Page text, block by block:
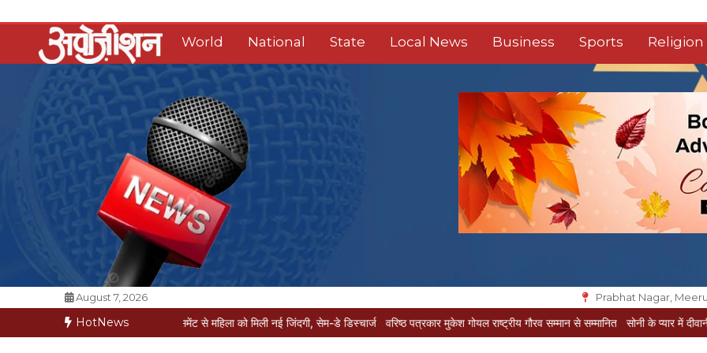
to
content
World National State Local News Business Sports Religion
Opposition Digital
August 7, 2026 Prabhat Nagar,
HotNews
मैक्स में नी-रिप्लेसमेंट से महिला को मिली नई जिंदगी, सेम-डे डिस्चार्ज वरिष्ठ पत्रकार मुकेश गोयल राष्ट्रीय गौरव सम्मान से सम्मानित सोनी के प्यार में दीवानी सीता